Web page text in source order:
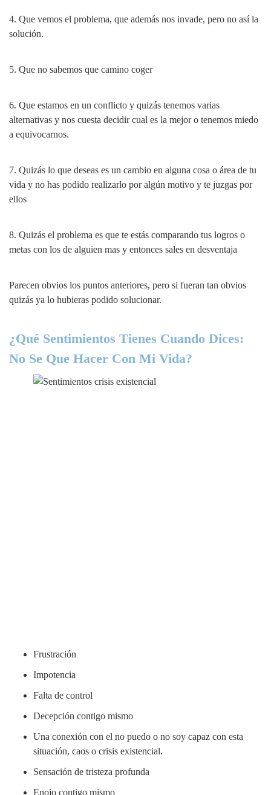
4. Que vemos el problema, que además nos invade, pero no así la
solución.
5. Que no sabemos que camino coger
6. Que estamos en un conflicto y quizás tenemos varias
alternativas y nos cuesta decidir cual es la mejor o tenemos miedo
a equivocarnos.
7. Quizás lo que deseas es un cambio en alguna cosa o área de tu
vida y no has podido realizarlo por algún motivo y te juzgas por
ellos
8. Quizás el problema es que te estás comparando tus logros o
metas con los de alguien mas y entonces sales en desventaja
Parecen obvios los puntos anteriores, pero si fueran tan obvios
quizás ya lo hubieras podido solucionar.
¿Qué Sentimientos Tienes Cuando Dices:
No Se Que Hacer Con Mi Vida?
Frustración
Impotencia
Falta de control
Decepción contigo mismo
Una conexión con el no puedo o no soy capaz con esta
situación, caos o crisis existencial.
Sensación de tristeza profunda
Enojo contigo mismo